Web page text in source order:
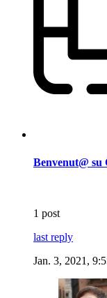
Benvenut@
1 post
last reply
Jan. 3, 2021,